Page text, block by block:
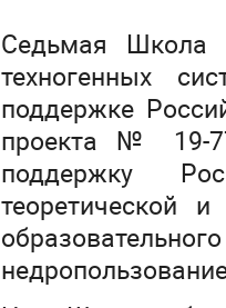
Седьмая Школа
техногенных
поддержке
проекта № 19-
поддержку
теоретической